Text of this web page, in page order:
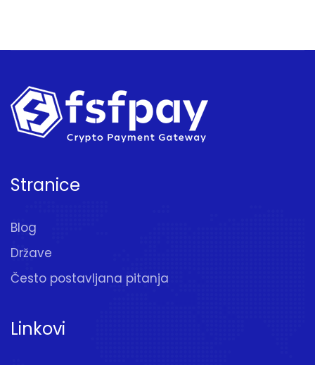
Stranice
Blog
Države
Često postavljana pitanja
Linkovi